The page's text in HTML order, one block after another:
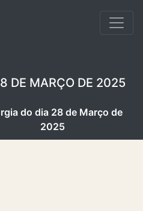
DE MARÇO DE 2025
do dia 28 de Março de
2025